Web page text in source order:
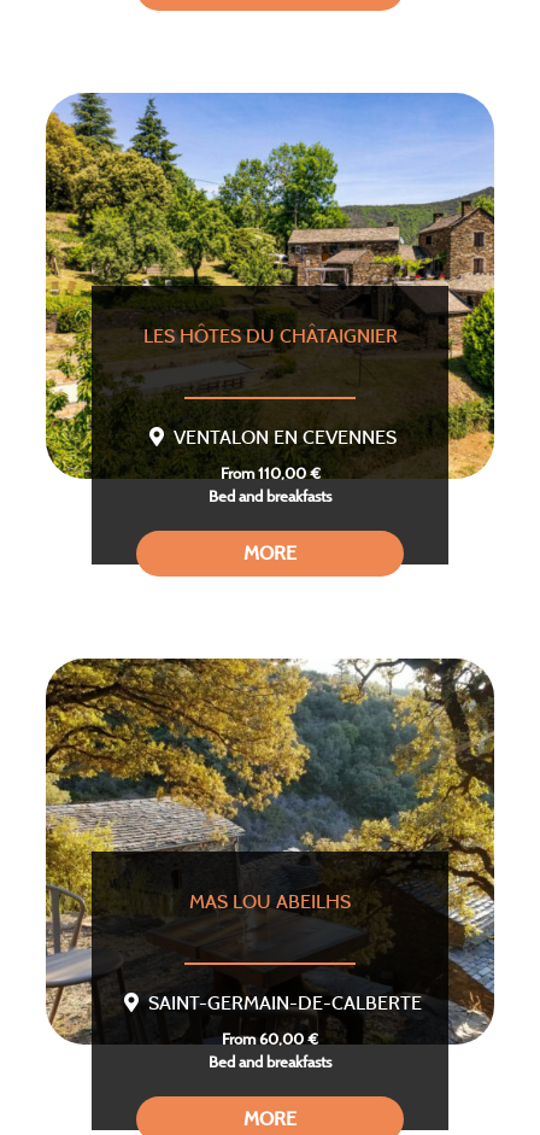
LES HÔTES DU CHÂTAIGNIER
VENTALON EN CEVENNES
From 110,00 €
Bed and breakfasts
MORE
MAS LOU ABEILHS
SAINT-GERMAIN-DE-CALBERTE
From 60,00 €
Bed and breakfasts
MORE